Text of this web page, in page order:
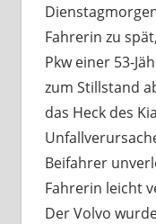
Fahrerin zu
Pkw einer 53-
zum Stillstand
das Heck des
Beifahrer
Fahrerin leicht
Der Volvo